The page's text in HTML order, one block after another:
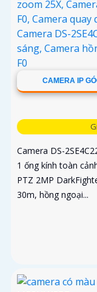
CAMERA IP
Camera DS-
1 ống kính toàn
PTZ 2MP
30m, hồng ngoại...